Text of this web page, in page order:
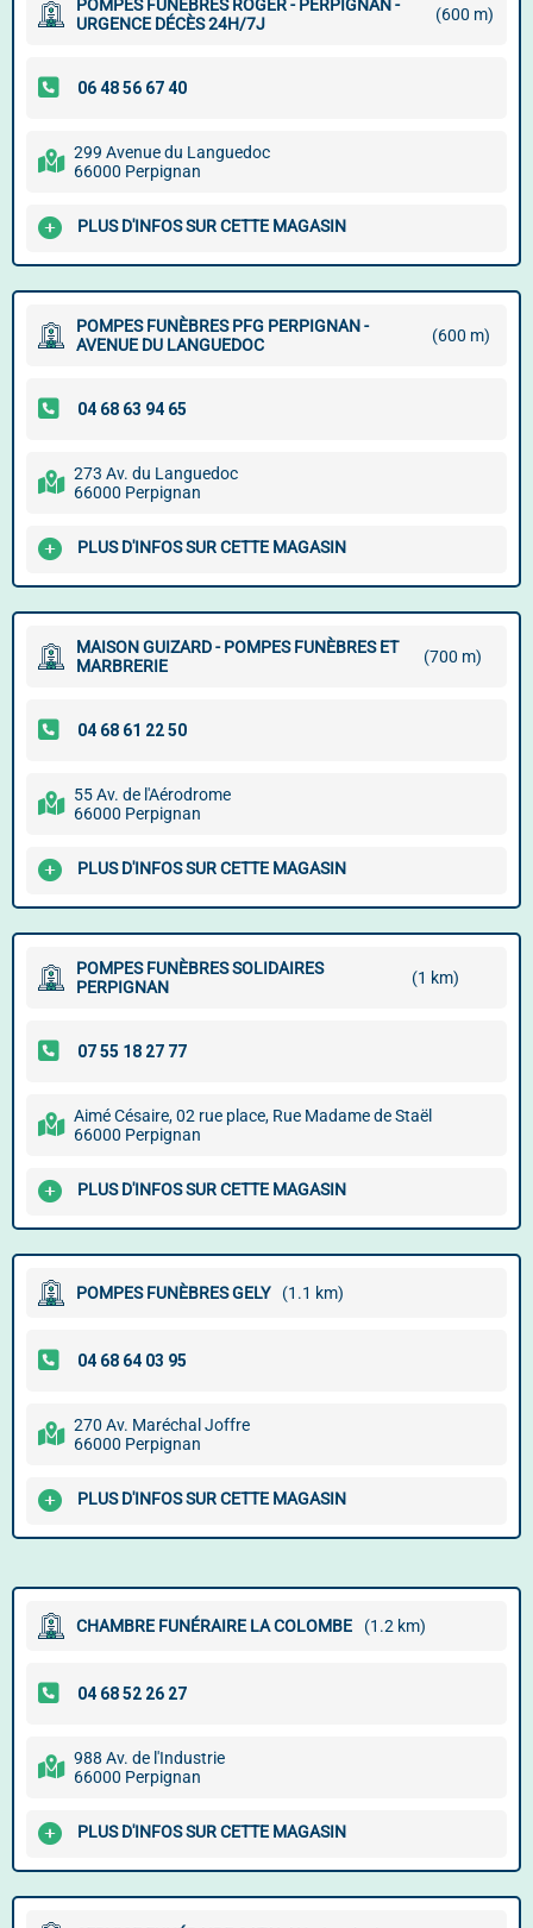
POMPES FUNÈBRES ROGER - PERPIGNAN -
URGENCE DÉCÈS 24H/7J
(600 m)
299 Avenue du Languedoc
66000 Perpignan
PLUS D'INFOS SUR CETTE MAGASIN
POMPES FUNÈBRES PFG PERPIGNAN -
AVENUE DU LANGUEDOC
(600 m)
273 Av. du Languedoc
66000 Perpignan
PLUS D'INFOS SUR CETTE MAGASIN
MAISON GUIZARD - POMPES FUNÈBRES ET
MARBRERIE
(700 m)
55 Av. de l'Aérodrome
66000 Perpignan
PLUS D'INFOS SUR CETTE MAGASIN
POMPES FUNÈBRES SOLIDAIRES
PERPIGNAN
(1 km)
Aimé Césaire, 02 rue place, Rue Madame de Staël
66000 Perpignan
PLUS D'INFOS SUR CETTE MAGASIN
POMPES FUNÈBRES GELY (1.1 km)
270 Av. Maréchal Joffre
66000 Perpignan
PLUS D'INFOS SUR CETTE MAGASIN
CHAMBRE FUNÉRAIRE LA COLOMBE (1.2 km)
988 Av. de l'Industrie
66000 Perpignan
PLUS D'INFOS SUR CETTE MAGASIN